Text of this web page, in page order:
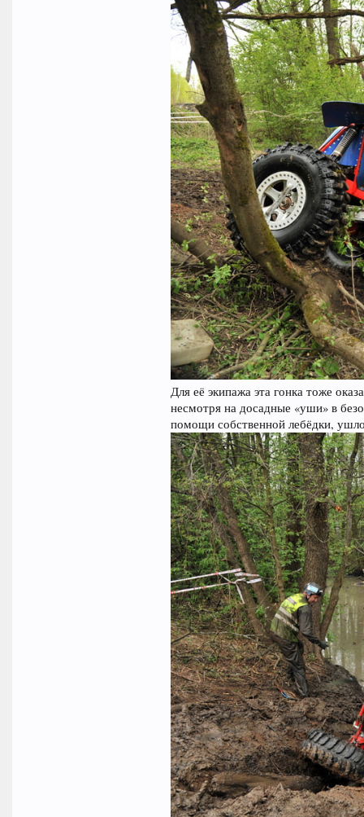
Для её экипажа эта гонка тоже
несмотря на досадные «уши» в
помощи собственной лебёдки,